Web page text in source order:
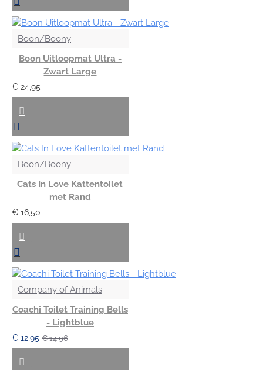
Boon/Boony
Boon Uitloopmat Ultra -
Zwart Large
€ 24,95
Boon/Boony
Cats In Love Kattentoilet
met Rand
€ 16,50
Company of Animals
Coachi Toilet Training Bells
- Lightblue
€ 12,95 € 14,96